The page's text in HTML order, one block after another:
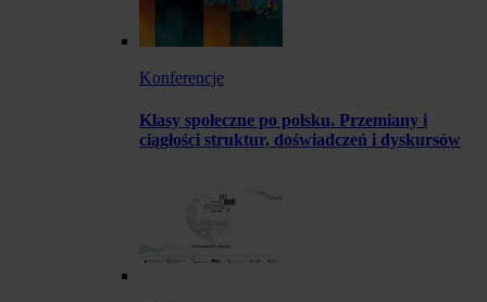
Konferencje
Klasy społeczne po polsku. Przemiany i
ciągłości struktur, doświadczeń i dyskursów